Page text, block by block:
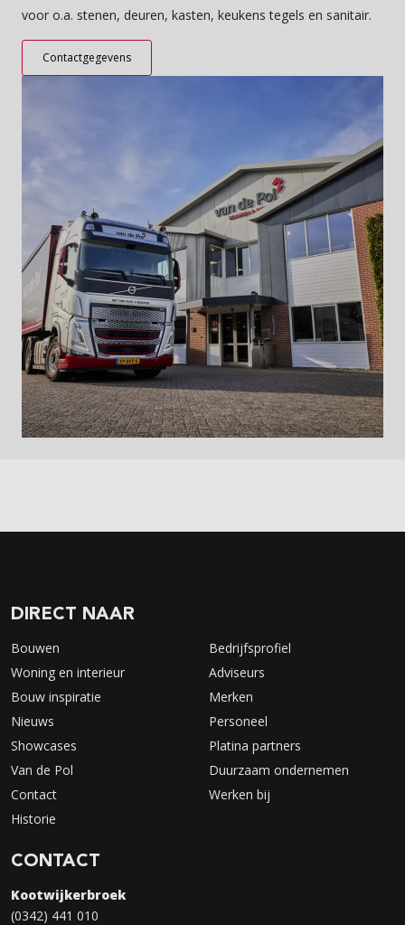
voor o.a. stenen, deuren, kasten, keukens tegels en sanitair.
Contactgegevens
DIRECT NAAR
Bouwen
Woning en interieur
Bouw inspiratie
Nieuws
Showcases
Van de Pol
Contact
Historie
Bedrijfsprofiel
Adviseurs
Merken
Personeel
Platina partners
Duurzaam ondernemen
Werken bij
CONTACT
Kootwijkerbroek
(0342) 441 010